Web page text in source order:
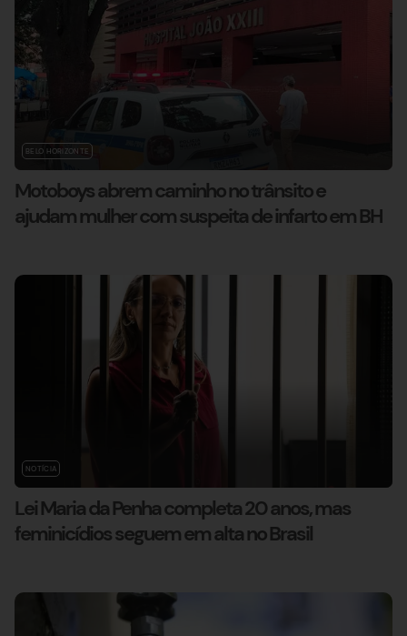
BELO HORIZONTE
Motoboys abrem caminho no trânsito e
ajudam mulher com suspeita de infarto em BH
NOTÍCIA
Lei Maria da Penha completa 20 anos, mas
feminicídios seguem em alta no Brasil